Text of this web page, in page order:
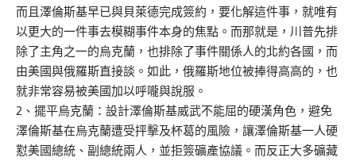
而且澤倫斯基早已與貝萊德完成簽約，要化解這件事，就唯有
以更大的一件事去模糊事件本身的焦點。而那就是，川普先排
除了主角之一的烏克蘭，也排除了事件關係人的北約各國，而
由美國與俄羅斯直接談。如此，俄羅斯地位被捧得高高的，也
就非常容易被美國加以呼嚨與說服。
2、擺平烏克蘭：設計澤倫斯基威武不能屈的硬漢角色，避免
澤倫斯基在烏克蘭遭受抨擊及杯葛的風險，讓澤倫斯基一人硬
懟美國總統、副總統兩人，並拒簽礦產協議。而反正大多礦藏